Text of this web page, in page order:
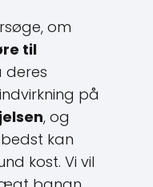
om
til
deres
indvirkning på
, og
kan
kost. Vi vil
banan